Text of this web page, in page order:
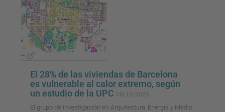
El 28% de las viviendas de Barcelona
es vulnerable al calor extremo, según
un estudio de la UPC
El grupo de investigación en Arquitectura, Energía y Medio